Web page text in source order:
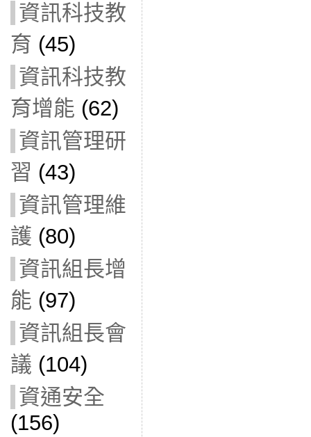
資訊科技教
育 (45)
資訊科技教
育增能 (62)
資訊管理研
習 (43)
資訊管理維
護 (80)
資訊組長增
能 (97)
資訊組長會
議 (104)
資通安全
(156)